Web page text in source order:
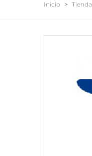
Inicio > Tienda